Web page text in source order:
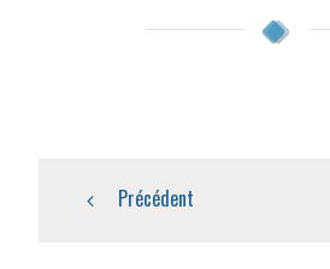
Précédent